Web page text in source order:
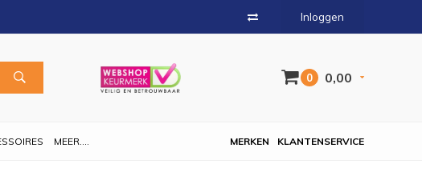
Inloggen
0 0,00
MEER.... KLANTENSERVICE
MERKEN